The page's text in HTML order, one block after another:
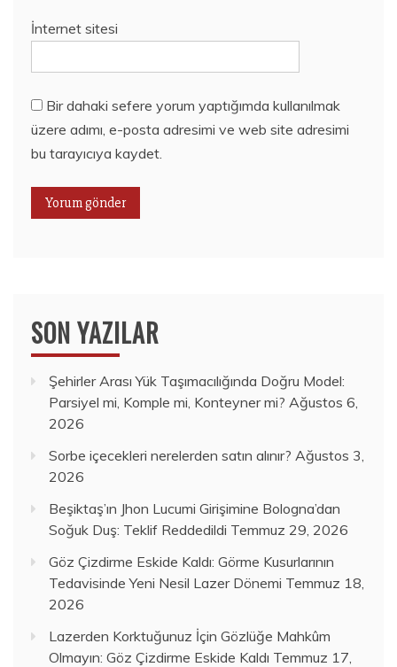
İnternet sitesi
Bir dahaki sefere yorum yaptığımda kullanılmak
üzere adımı, e-posta adresimi ve web site adresimi
bu tarayıcıya kaydet.
SON YAZILAR
Şehirler Arası Yük Taşımacılığında Doğru Model:
Parsiyel mi, Komple mi, Konteyner mi? Ağustos 6,
2026
Sorbe içecekleri nerelerden satın alınır? Ağustos 3,
2026
Beşiktaş’ın Jhon Lucumi Girişimine Bologna’dan
Soğuk Duş: Teklif Reddedildi Temmuz 29, 2026
Göz Çizdirme Eskide Kaldı: Görme Kusurlarının
Tedavisinde Yeni Nesil Lazer Dönemi Temmuz 18,
2026
Lazerden Korktuğunuz İçin Gözlüğe Mahkûm
Olmayın: Göz Çizdirme Eskide Kaldı Temmuz 17,